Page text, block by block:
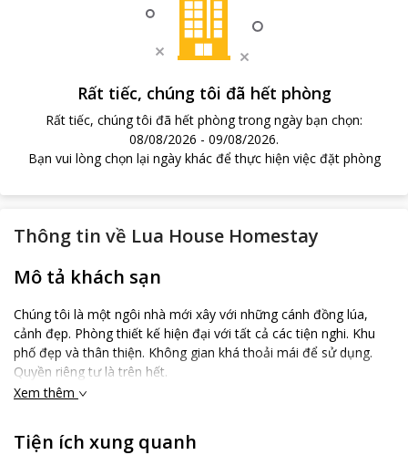
Rất tiếc, chúng tôi đã hết phòng
Rất tiếc, chúng tôi đã hết phòng trong ngày bạn chọn:
08/08/2026 - 09/08/2026.
Bạn vui lòng chọn lại ngày khác để thực hiện việc đặt phòng
Thông tin về Lua House Homestay
Mô tả khách sạn
Chúng tôi là một ngôi nhà mới xây với những cánh đồng lúa,
cảnh đẹp. Phòng thiết kế hiện đại với tất cả các tiện nghi. Khu
phố đẹp và thân thiện. Không gian khá thoải mái để sử dụng.
Quyền riêng tư là trên hết.
Xem thêm
Tiện ích xung quanh